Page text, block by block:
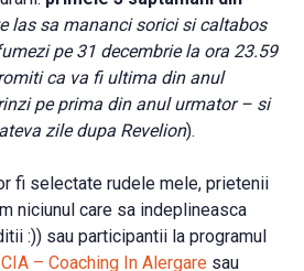
las sa mananci sorici si caltabos
pe 31 decembrie la ora 23.59
ca va fi ultima din anul
pe prima din anul urmator – si
zile dupa Revelion).
fi selectate rudele mele, prietenii
niciunul care sa indeplineasca
:)) sau participantii la programul
CIA – Coaching In Alergare sau